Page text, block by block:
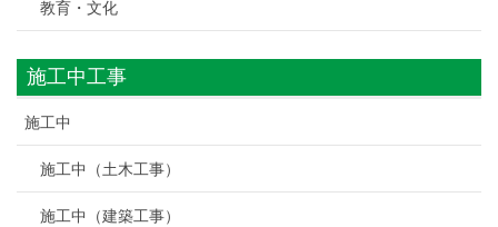
教育・文化
施工中工事
施工中
施工中（土木工事）
施工中（建築工事）